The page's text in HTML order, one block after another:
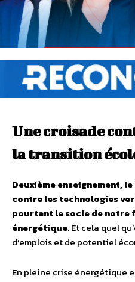
Une croisade
la transition
Deuxièmeenseignement, le
contre les technologies
pourtant le socle de notre
énergétique. Et cela quel
d’emplois et de potentiel
En pleine crise énergétique